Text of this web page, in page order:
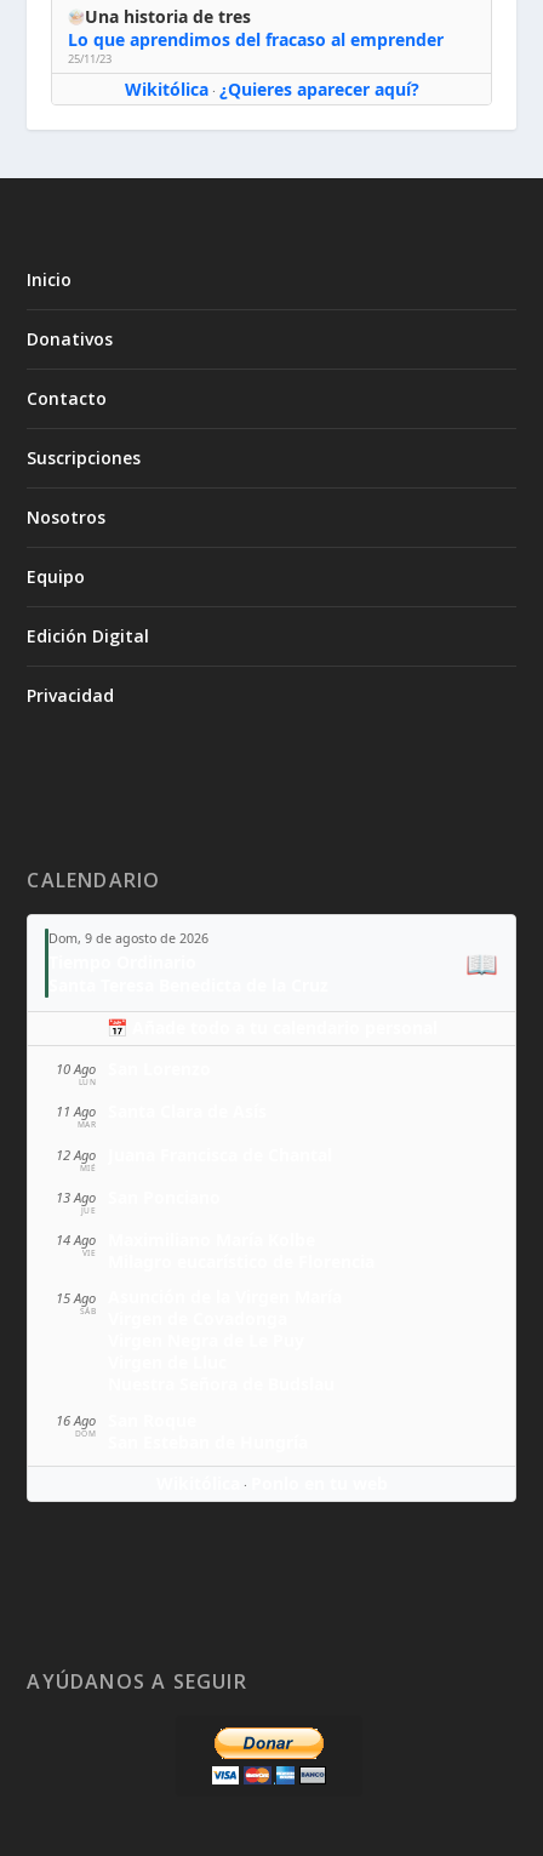
Una historia de tres
Lo que aprendimos del fracaso al emprender
25/11/23
Wikitólica· ¿Quieres aparecer aquí?
Inicio
Donativos
Contacto
Suscripciones
Nosotros
Equipo
Edición Digital
Privacidad
CALENDARIO
Dom, 9 de agosto de 2026
📖
📅 Añade todo a tu calendario personal
10 Ago
LUN
11 Ago
MAR
12 Ago
MIÉ
13 Ago
JUE
14 Ago
VIE
15 Ago
SÁB
16 Ago
DOM
·
AYÚDANOS A SEGUIR